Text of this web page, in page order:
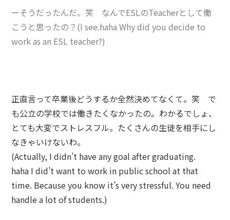
ーそうだったんだ。笑 なんでESLのTeacherとして働
こうと思ったの？(I see.haha Why did you decide to
work as an ESL teacher?)
正直言って卒業後どうするか全然決めてなくて。笑 で
も公立の学校では働きたくなかったの。わかるでしょ、
とても大変でストレスフル。たくさんの生徒を相手にし
なきゃいけないわ。
(Actually, I didn’t have any goal after graduating.
haha I did’t want to work in public school at that
time. Because you know it’s very stressful. You need
handle a lot of students.)